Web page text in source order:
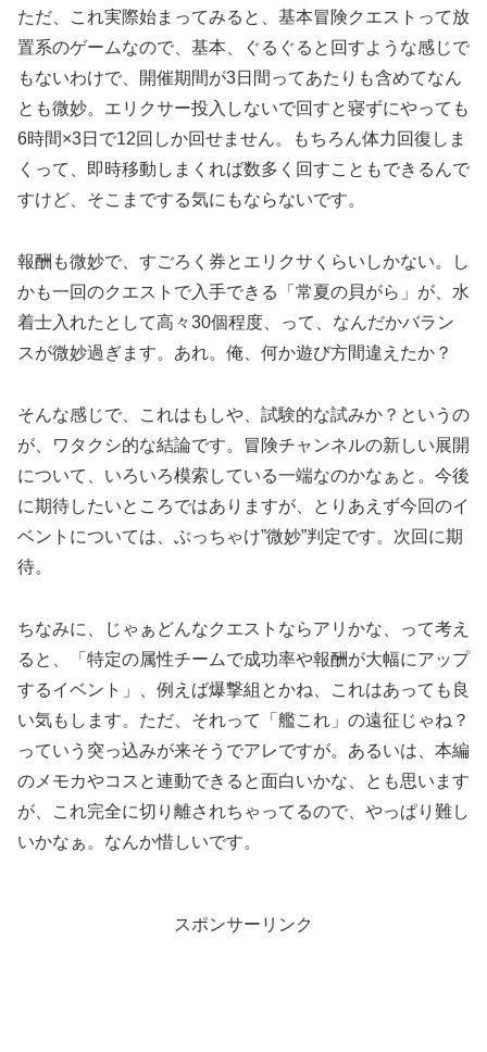
ただ、これ実際始まってみると、基本冒険クエストって放
置系のゲームなので、基本、ぐるぐると回すような感じで
もないわけで、開催期間が3日間ってあたりも含めてなん
とも微妙。エリクサー投入しないで回すと寝ずにやっても
6時間×3日で12回しか回せません。もちろん体力回復しま
くって、即時移動しまくれば数多く回すこともできるんで
すけど、そこまでする気にもならないです。
報酬も微妙で、すごろく券とエリクサくらいしかない。し
かも一回のクエストで入手できる「常夏の貝がら」が、水
着士入れたとして高々30個程度、って、なんだかバラン
スが微妙過ぎます。あれ。俺、何か遊び方間違えたか？
そんな感じで、これはもしや、試験的な試みか？というの
が、ワタクシ的な結論です。冒険チャンネルの新しい展開
について、いろいろ模索している一端なのかなぁと。今後
に期待したいところではありますが、とりあえず今回のイ
ベントについては、ぶっちゃけ”微妙”判定です。次回に期
待。
ちなみに、じゃぁどんなクエストならアリかな、って考え
ると、「特定の属性チームで成功率や報酬が大幅にアップ
するイベント」、例えば爆撃組とかね、これはあっても良
い気もします。ただ、それって「艦これ」の遠征じゃね？
っていう突っ込みが来そうでアレですが。あるいは、本編
のメモカやコスと連動できると面白いかな、とも思います
が、これ完全に切り離されちゃってるので、やっぱり難し
いかなぁ。なんか惜しいです。
スポンサーリンク